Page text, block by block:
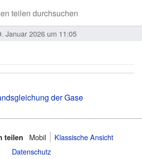
Januar 2026 um 11:05
der Gase
teilen Mobil
Klassische Ansicht
Datenschutz